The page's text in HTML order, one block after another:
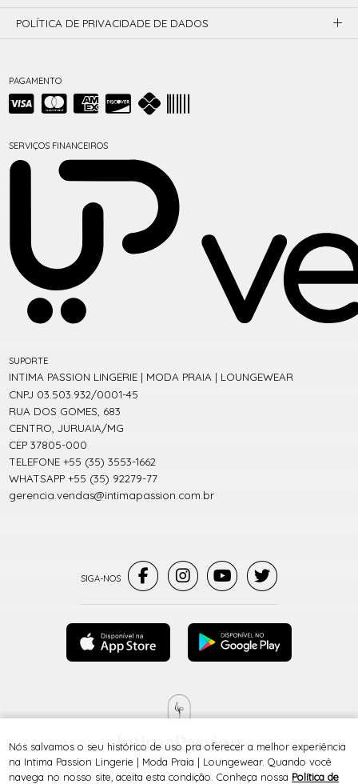
PAGAMENTO
SERVIÇOS FINANCEIROS
SUPORTE
INTIMA PASSION LINGERIE | MODA PRAIA | LOUNGEWEAR
CNPJ 03.503.932/0001-45
RUA DOS GOMES, 683
CENTRO, JURUAIA/MG
CEP 37805-000
TELEFONE +55 (35) 3553-1662
WHATSAPP +55 (35) 92279-77
gerencia.vendas@intimapassion.com.br
POLÍTICA DE PRIVACIDADE DE DADOS
® TODOS DIREITOS RESERVADOS
Nós salvamos o seu histórico de uso pra oferecer a melhor experiência
na Intima Passion Lingerie | Moda Praia | Loungewear. Quando você
navega no nosso site, aceita esta condição. Conheça nossa Política de